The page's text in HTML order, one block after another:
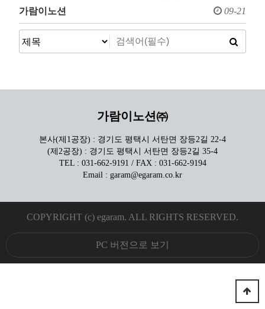
가람이노션 09-21
가람이노션㈜
본사(제1공장) : 경기도 평택시 서탄면 장등2길 22-4
(제2공장) : 경기도 평택시 서탄면 장등2길 35-4
TEL : 031-662-9191 / FAX : 031-662-9194
Email : garam@egaram.co.kr
COPYRIGHT (c) egaram. ALL RIGHTS RESERVED.
PC 버전으로 보기